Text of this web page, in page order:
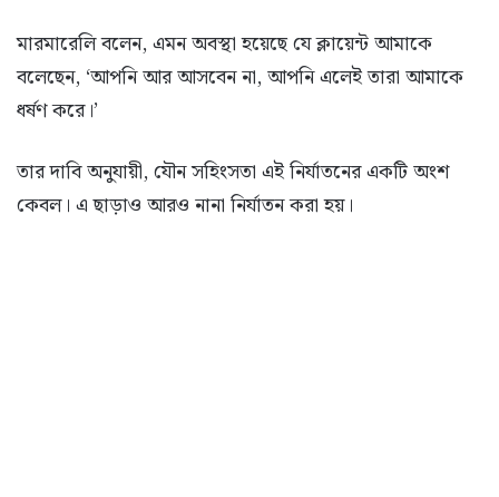
মারমারেলি বলেন, এমন অবস্থা হয়েছে যে ক্লায়েন্ট আমাকে
বলেছেন, ‘আপনি আর আসবেন না, আপনি এলেই তারা আমাকে
ধর্ষণ করে।’
তার দাবি অনুযায়ী, যৌন সহিংসতা এই নির্যাতনের একটি অংশ
কেবল। এ ছাড়াও আরও নানা নির্যাতন করা হয়।